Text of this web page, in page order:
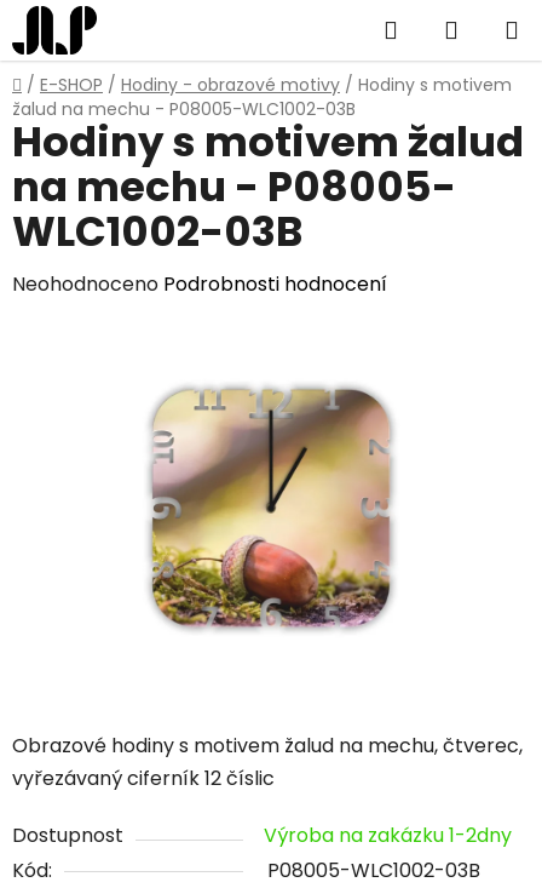
Přejít
na
obsah
Hledat
KOŠÍK
Domů
/ E-SHOP / Hodiny - obrazové motivy / Hodiny s motivem
žalud na mechu - P08005-WLC1002-03B
Obrazové hodiny s motivem žalud na mechu, čtverec,
vyřezávaný ciferník 12 číslic
Dostupnost
Výroba na zakázku 1-2dny
Kód:
P08005-WLC1002-03B
Hodiny s motivem žalud
na mechu - P08005-
WLC1002-03B
Průměrné
Neohodnoceno Podrobnosti hodnocení